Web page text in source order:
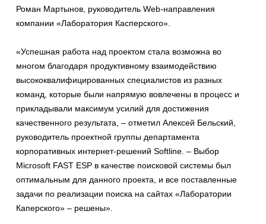
Роман Мартынов, руководитель Web-направления
компании «Лаборатория Касперского».
«Успешная работа над проектом стала возможна во
многом благодаря продуктивному взаимодействию
высококвалифицированных специалистов из разных
команд, которые были напрямую вовлечены в процесс и
прикладывали максимум усилий для достижения
качественного результата, – отметил Алексей Бельский,
руководитель проектной группы департамента
корпоративных интернет-решений Softline. – Выбор
Microsoft FAST ESP в качестве поисковой системы был
оптимальным для данного проекта, и все поставленные
задачи по реализации поиска на сайтах «Лаборатории
Каперского» – решены».